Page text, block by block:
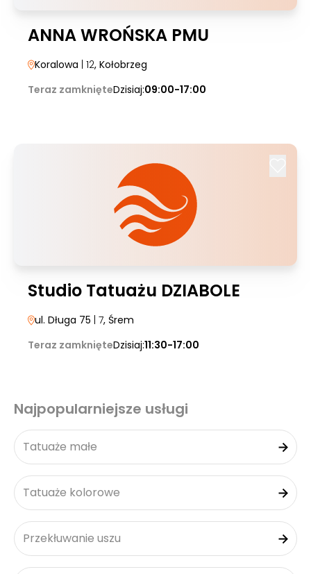
ANNA WROŃSKA PMU
Koralowa | 12, Kołobrzeg
Teraz zamknięteDzisiaj:09:00-17:00
Studio Tatuażu DZIABOLE
ul. Długa 75 | 7, Śrem
Teraz zamknięteDzisiaj:11:30-17:00
Najpopularniejsze usługi
Tatuaże małe
Tatuaże kolorowe
Przekłuwanie uszu